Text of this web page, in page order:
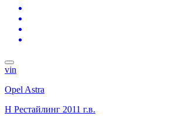
vin
Opel Astra
H Рестайлинг 2011 г.в.